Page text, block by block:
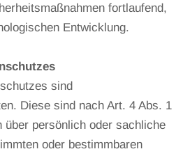
fortlaufend,
Entwicklung.
sind
Diese sind nach Art. 4 Abs. 1
über persönlich oder sachliche
oder bestimmbaren